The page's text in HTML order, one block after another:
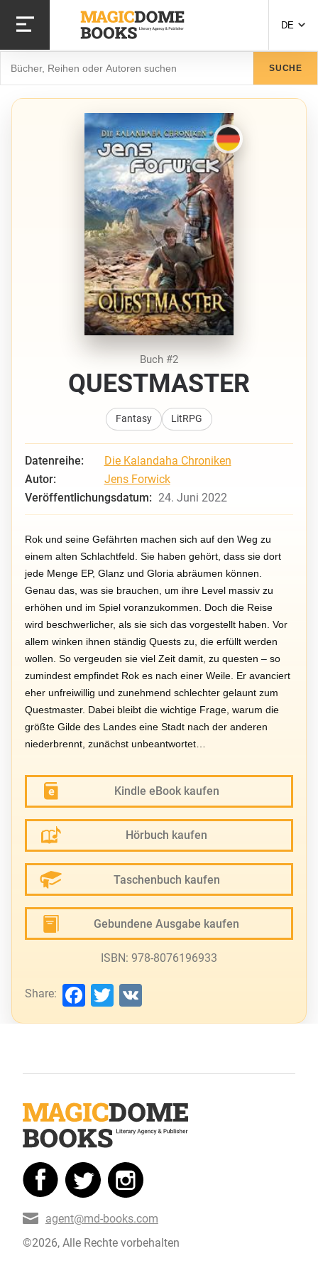
zum
Inhalt
DE
SUCHE
Buch #2
QUESTMASTER
Fantasy LitRPG
Datenreihe:
Die Kalandaha Chroniken
Autor:
Jens Forwick
Veröffentlichungsdatum: 24. Juni 2022
Rok und seine Gefährten machen sich auf den Weg zu
einem alten Schlachtfeld. Sie haben gehört, dass sie dort
jede Menge EP, Glanz und Gloria abräumen können.
Genau das, was sie brauchen, um ihre Level massiv zu
erhöhen und im Spiel voranzukommen. Doch die Reise
wird beschwerlicher, als sie sich das vorgestellt haben. Vor
allem winken ihnen ständig Quests zu, die erfüllt werden
wollen. So vergeuden sie viel Zeit damit, zu questen – so
zumindest empfindet Rok es nach einer Weile. Er avanciert
eher unfreiwillig und zunehmend schlechter gelaunt zum
Questmaster. Dabei bleibt die wichtige Frage, warum die
größte Gilde des Landes eine Stadt nach der anderen
niederbrennt, zunächst unbeantwortet…
Kindle eBook kaufen
Hörbuch kaufen
Taschenbuch kaufen
Gebundene Ausgabe kaufen
ISBN: 978-8076196933
Share: Facebook
Twitter
©2026, Alle Rechte vorbehalten
agent@md-books.com